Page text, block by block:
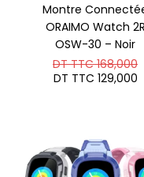
Montre
ORAIMO Watch 2R
OSW-30 – Noir
DT TTC168,000Le
DT TTC 129,000Le